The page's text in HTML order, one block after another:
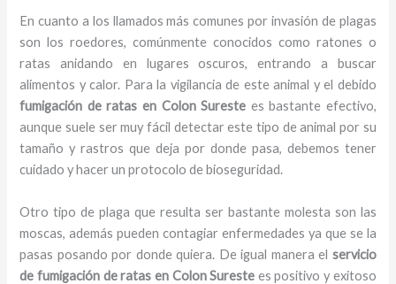
En cuanto a los llamados más comunes por invasión de plagas
son los roedores, comúnmente conocidos como ratones o
ratas anidando en lugares oscuros, entrando a buscar
alimentos y calor. Para la vigilancia de este animal y el debido
fumigación de ratas en Colon Sureste es bastante efectivo,
aunque suele ser muy fácil detectar este tipo de animal por su
tamaño y rastros que deja por donde pasa, debemos tener
cuidado y hacer un protocolo de bioseguridad.
Otro tipo de plaga que resulta ser bastante molesta son las
moscas, además pueden contagiar enfermedades ya que se la
pasas posando por donde quiera. De igual manera el servicio
de fumigación de ratas en Colon Sureste es positivo y exitoso